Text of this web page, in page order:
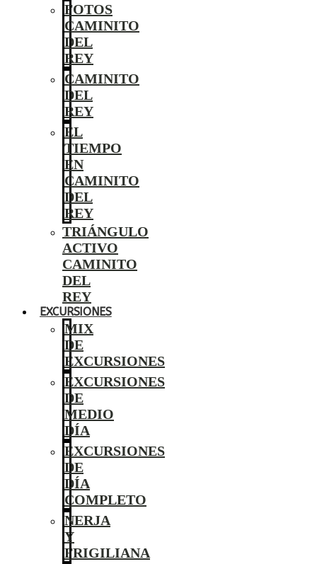
FOTOS
CAMINITO
DEL
REY
CAMINITO
DEL
REY
EL
TIEMPO
EN
CAMINITO
DEL
REY
TRIÁNGULO
ACTIVO
CAMINITO
DEL
REY
EXCURSIONES
MIX
DE
EXCURSIONES
EXCURSIONES
DE
MEDIO
DÍA
EXCURSIONES
DE
DÍA
COMPLETO
NERJA
Y
FRIGILIANA